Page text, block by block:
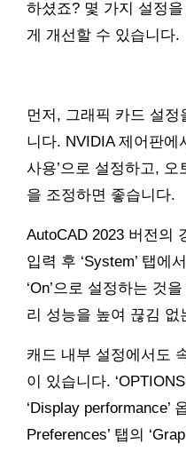
하셨죠? 몇 가지 설정
게 개선할 수 있습니다.
먼저, 그래픽 카드 설
니다. NVIDIA 제어판에
사용’으로 설정하고,
을 조정하면 좋습니다.
AutoCAD 2023 버전의
입력 후 ‘System’ 탭에
‘On’으로 설정하는 것
리 성능을 높여 끊김
캐드 내부 설정에서도
이 있습니다.
‘Display performance’
Preferences’ 탭의